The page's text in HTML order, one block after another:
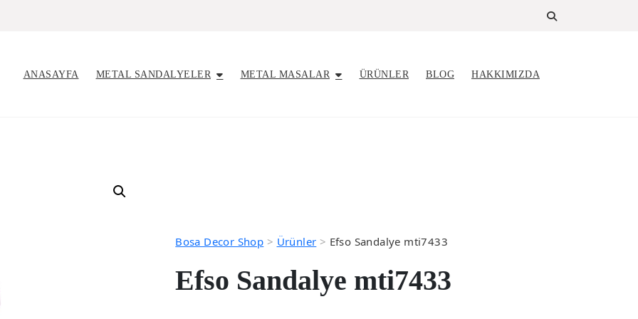
ANASAYFA METAL SANDALYELER METAL MASALAR ÜRÜNLER BLOG HAKKIMIZDA
Bosa Decor Shop > Ürünler > Efso Sandalye mti7433
Efso Sandalye mti7433